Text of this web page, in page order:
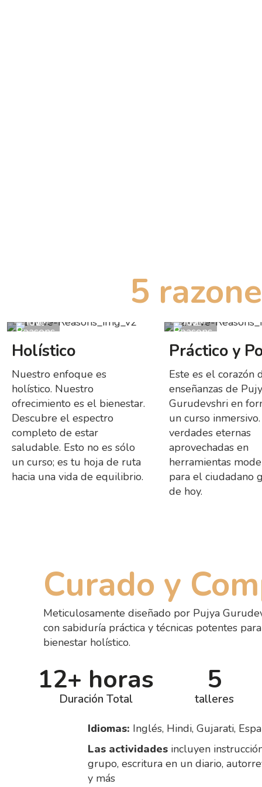
5
Holístico
Nuestro enfoque es
holístico. Nuestro
ofrecimiento es el bienestar.
Descubre el espectro
completo de estar
saludable. Esto no es sólo
un curso; es tu hoja de ruta
hacia una vida de equilibrio.
Práctico y
Este es el corazón
enseñanzas de
Gurudevshri en
un curso
verdades eternas
aprovechadas en
herramientas
para el ciudadano
de hoy.
Curado y
Meticulosamente diseñado por Pujya
con sabiduría práctica y técnicas potentes
bienestar holístico.
12+ horas
Duración Total
5
talleres
Idiomas: Inglés, Hindi, Gujarati,
Las actividades incluyen
grupo, escritura en un diario,
y más